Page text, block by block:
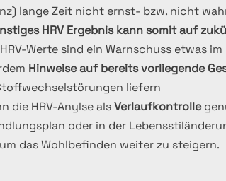
lange Zeit nicht ernst- bzw. nicht
HRV Ergebnis kann somit auf
Werte sind ein Warnschuss etwas
Hinweise auf bereits vorliegende
oder
die HRV-Anylse alsVerlaufkontrolle
oder in der
das Wohlbefinden weiter zu steigern.